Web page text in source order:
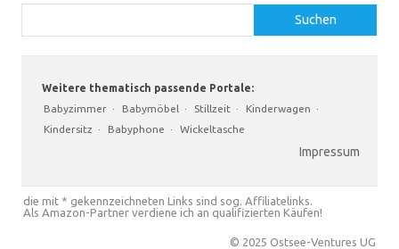
Suchen
Weitere thematisch passende Portale:
Babyzimmer · Babymöbel · Stillzeit · Kinderwagen ·
Kindersitz · Babyphone · Wickeltasche
Impressum
die mit * gekennzeichneten Links sind sog. Affiliatelinks.
Als Amazon-Partner verdiene ich an qualifizierten Käufen!
© 2025 Ostsee-Ventures UG